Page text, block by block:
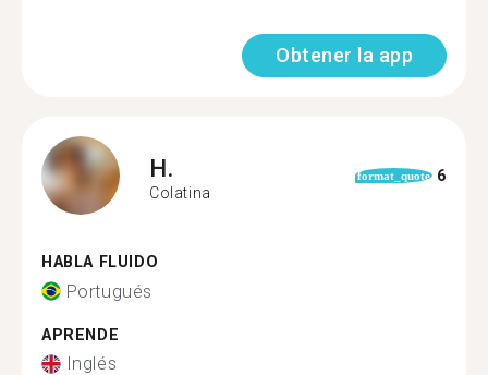
Obtener la app
H.
Colatina
format_quote 6
HABLA FLUIDO
Portugués
APRENDE
Inglés